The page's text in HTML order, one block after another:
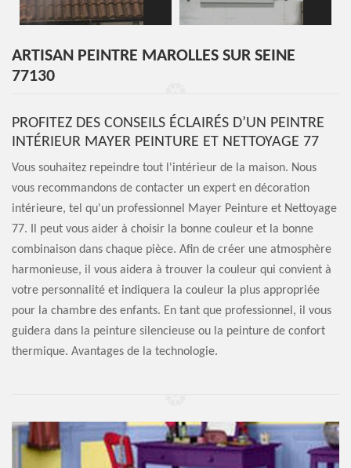
ARTISAN PEINTRE MAROLLES SUR SEINE
77130
PROFITEZ DES CONSEILS ÉCLAIRÉS D’UN PEINTRE
INTÉRIEUR MAYER PEINTURE ET NETTOYAGE 77
Vous souhaitez repeindre tout l'intérieur de la maison. Nous
vous recommandons de contacter un expert en décoration
intérieure, tel qu'un professionnel Mayer Peinture et Nettoyage
77. Il peut vous aider à choisir la bonne couleur et la bonne
combinaison dans chaque pièce. Afin de créer une atmosphère
harmonieuse, il vous aidera à trouver la couleur qui convient à
votre personnalité et indiquera la couleur la plus appropriée
pour la chambre des enfants. En tant que professionnel, il vous
guidera dans la peinture silencieuse ou la peinture de confort
thermique. Avantages de la technologie.